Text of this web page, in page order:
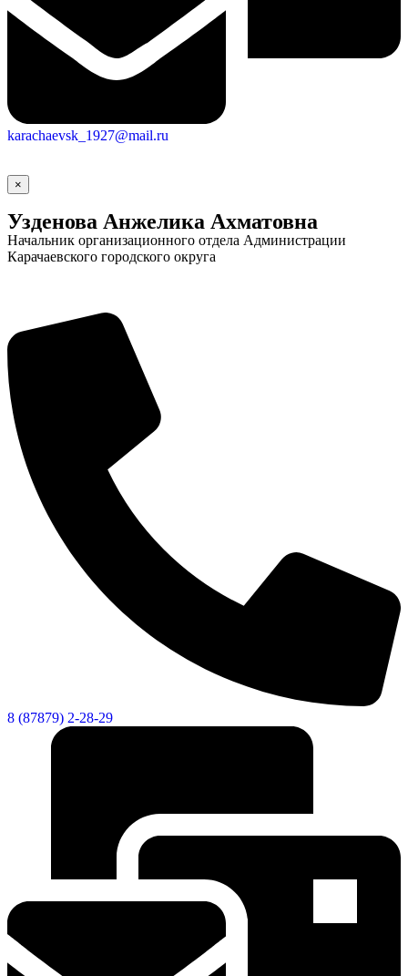
Новости
Виртуальная
код кластера
камера
karachaevsk_1927@mail.ru
×
Узденова Анжелика Ахматовна
Начальник организационного отдела Администрации
Карачаевского городского округа
8 (87879) 2-28-29